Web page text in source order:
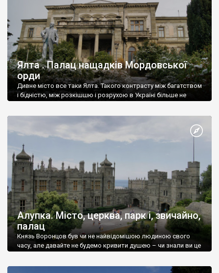
Ялта . Палац нащадків Мордовської
орди
Дивне місто все таки Ялта. Такого контрасту між багатством
і бідністю, між розкішшю і розрухою в Україні більше не
Алупка. Місто, церква, парк і, звичайно,
палац
Князь Воронцов був чи не найвідомішою людиною свого
часу, але давайте не будемо кривити душею – чи знали ви це